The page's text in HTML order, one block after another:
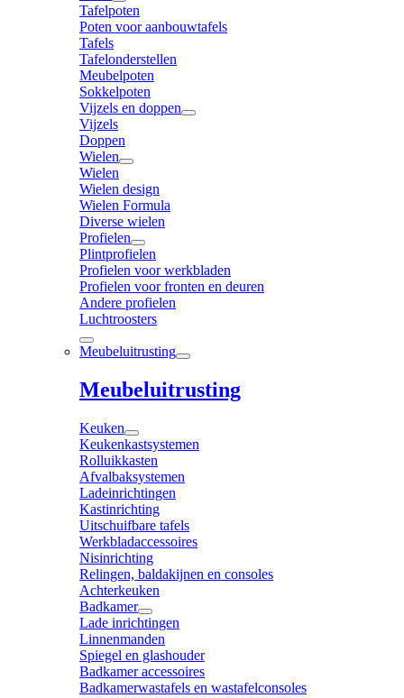
Tafelpoten
Poten voor aanbouwtafels
Tafels
Tafelonderstellen
Meubelpoten
Sokkelpoten
Vijzels en doppen
Vijzels
Doppen
Wielen
Wielen
Wielen design
Wielen Formula
Diverse wielen
Profielen
Plintprofielen
Profielen voor werkbladen
Profielen voor fronten en deuren
Andere profielen
Luchtroosters
Meubeluitrusting
Meubeluitrusting
Keuken
Keukenkastsystemen
Rolluikkasten
Afvalbaksystemen
Ladeinrichtingen
Kastinrichting
Uitschuifbare tafels
Werkbladaccessoires
Nisinrichting
Relingen, baldakijnen en consoles
Achterkeuken
Badkamer
Lade inrichtingen
Linnenmanden
Spiegel en glashouder
Badkamer accessoires
Badkamerwastafels en wastafelconsoles